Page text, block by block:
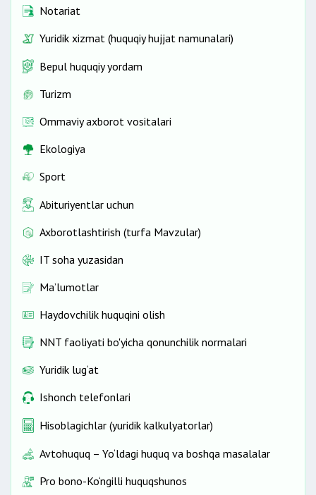
Notariat
Yuridik xizmat (huquqiy hujjat namunalari)
Bepul huquqiy yordam
Turizm
Ommaviy axborot vositalari
Ekologiya
Sport
Abituriyentlar uchun
Axborotlashtirish (turfa Mavzular)
IT soha yuzasidan
Ma’lumotlar
Haydovchilik huquqini olish
NNT faoliyati bo'yicha qonunchilik normalari
Yuridik lug‘at
Ishonch telefonlari
Hisoblagichlar (yuridik kalkulyatorlar)
Avtohuquq – Yo‘ldagi huquq va boshqa masalalar
Pro bono-Ko‘ngilli huquqshunos